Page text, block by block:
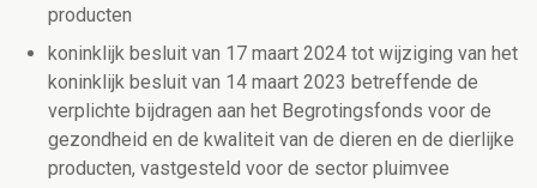
producten
koninklijk besluit van 17 maart 2024 tot wijziging van het
koninklijk besluit van 14 maart 2023 betreffende de
verplichte bijdragen aan het Begrotingsfonds voor de
gezondheid en de kwaliteit van de dieren en de dierlijke
producten, vastgesteld voor de sector pluimvee